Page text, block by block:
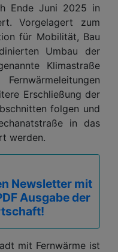
Ende Juni 2025 in
Vorgelagert zum
für Mobilität, Bau
Umbau der
Klimastraße
Erschließung der
folgen und
in das
werden.
Newsletter mit
Ausgabe der
mit Fernwärme ist